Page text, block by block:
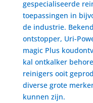
gespecialiseerde
toepassingen in
de industrie.
ontstopper, Uri-
magic Plus
kal ontkalker
reinigers ooit
diverse grote
kunnen zijn.